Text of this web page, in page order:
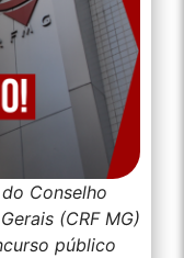
Conselho
(CRF MG)
público